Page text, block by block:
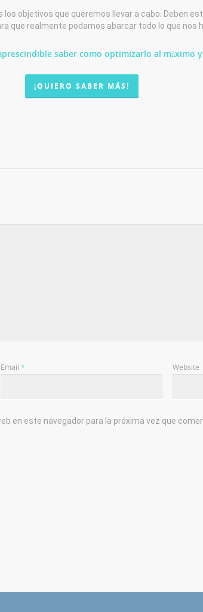
objetivos que queremos llevar a cabo. Deben
que realmente podamos abarcar todo lo que nos
saber como optimizarlo al máximo
¡QUIERO SABER MÁS!
Email* Website
en este navegador para la próxima vez que